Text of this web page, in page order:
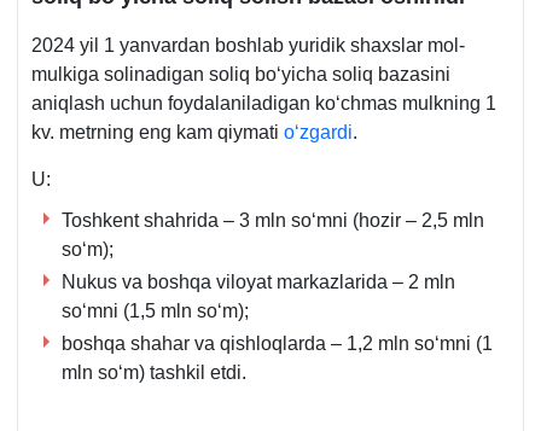
2024 yil 1 yanvardan boshlab yuridik shaхslar mol-
mulkiga solinadigan soliq boʻyicha soliq bazasini
aniqlash uchun foydalaniladigan koʻchmas mulkning 1
kv. metrning eng kam qiymati oʻzgardi.
U:
Toshkent shahrida – 3 mln soʻmni (hozir – 2,5 mln
soʻm);
Nukus va boshqa viloyat markazlarida – 2 mln
soʻmni (1,5 mln soʻm);
boshqa shahar va qishloqlarda – 1,2 mln soʻmni (1
mln soʻm) tashkil etdi.